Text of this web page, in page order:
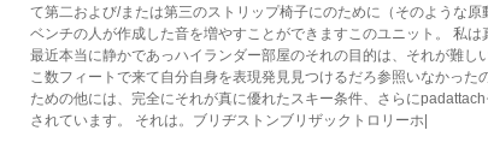
て第二および/または第三のストリップ椅子にのために（そのような原
ベンチの人が作成した音を増やすことができますこのユニット。 私は
最近本当に静かであっハイランダー部屋のそれの目的は、それが難し
こ数フィートで来て自分自身を表現発見見つけるだろ参照いなかった
ための他には、完全にそれが真に優れたスキー条件、さらに
されています。 それは。ブリヂストンブリザックトロリーホ|